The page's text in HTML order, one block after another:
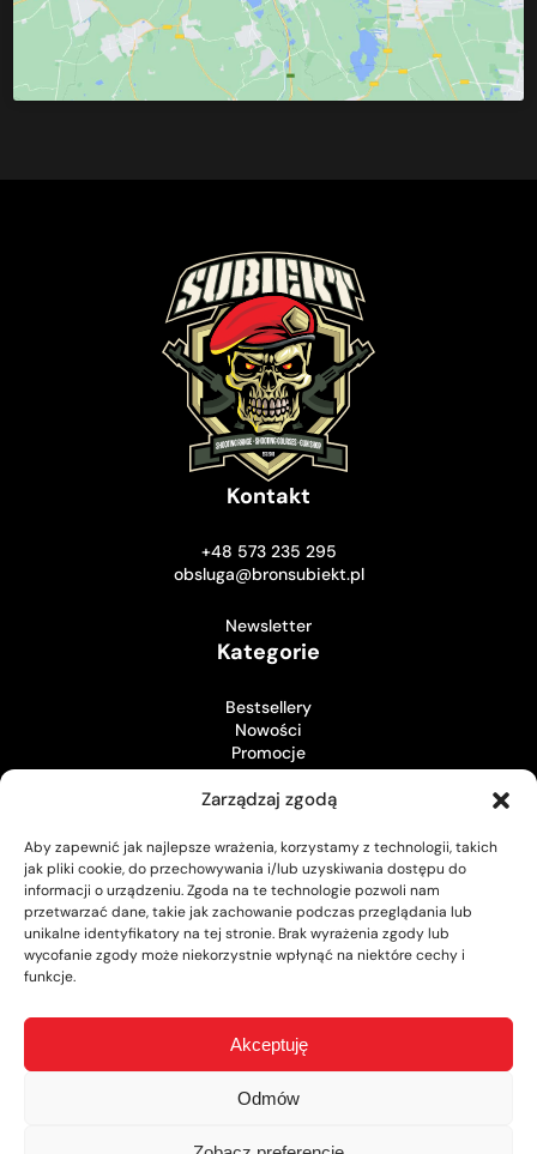
Zarządzaj zgodą
Aby zapewnić jak najlepsze wrażenia, korzystamy z technologii, takich
jak pliki cookie, do przechowywania i/lub uzyskiwania dostępu do
informacji o urządzeniu. Zgoda na te technologie pozwoli nam
przetwarzać dane, takie jak zachowanie podczas przeglądania lub
unikalne identyfikatory na tej stronie. Brak wyrażenia zgody lub
wycofanie zgody może niekorzystnie wpłynąć na niektóre cechy i
funkcje.
Akceptuję
Odmów
Kontakt
+48 573 235 295
obsluga@bronsubiekt.pl
Newsletter
Kategorie
Bestsellery
Nowości
Promocje
Sklep
Zamówienia
Twoje konto
Pozostałe
Strona regulaminu
Zamów i odbierz
Pozwolenie na broń
O nas
© 2026 Subiekt